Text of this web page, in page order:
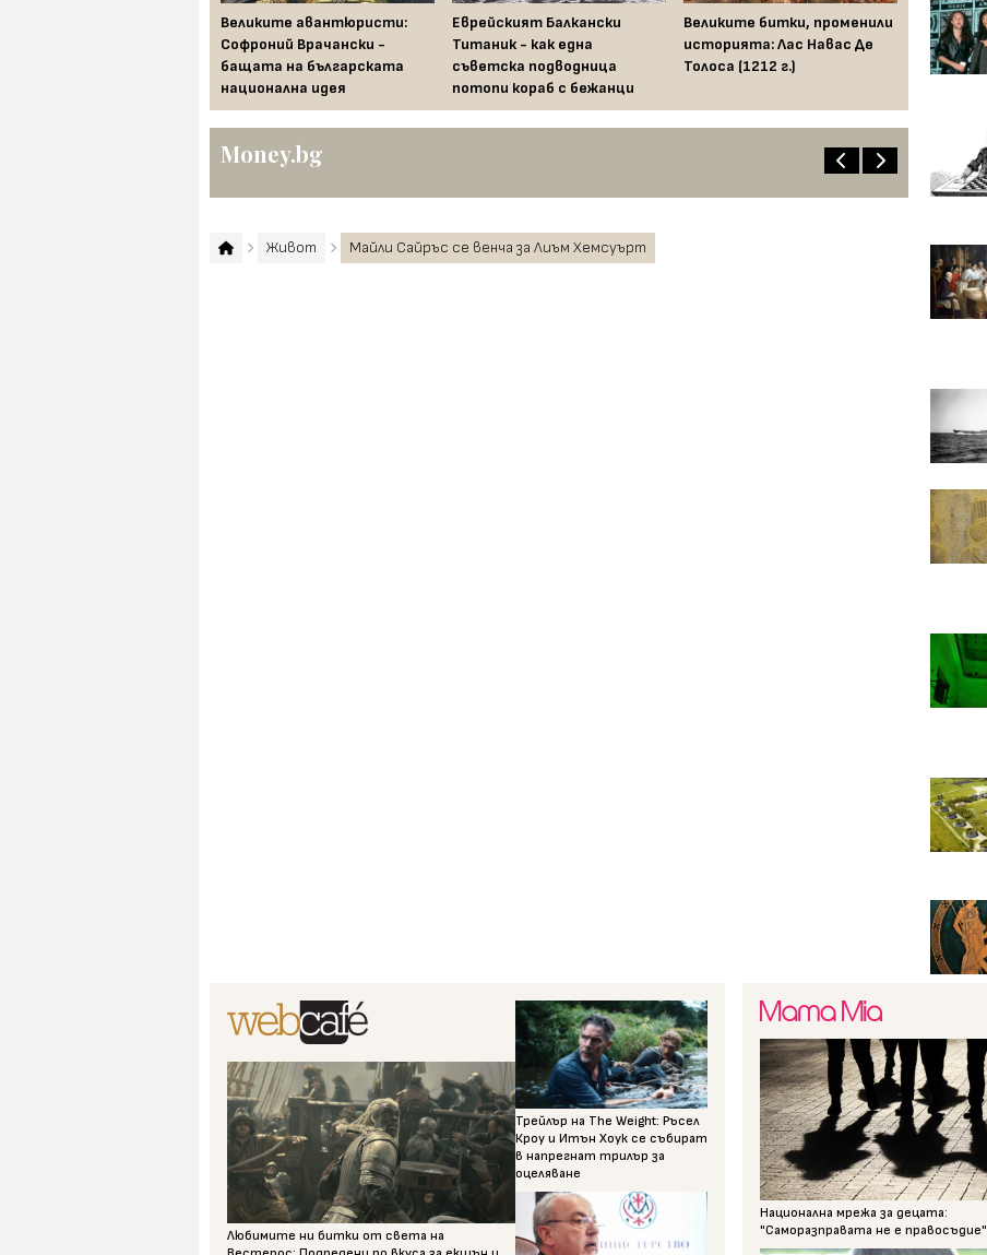
Великите авантюристи:
Софроний Врачански -
бащата на българската
национална идея
Еврейският Балкански
Титаник - как една
съветска подводница
потопи кораб с бежанци
Великите битки, променили
историята: Лас Навас Де
Толоса (1212 г.)
Money.bg
Живот Майли Сайръс се венча за Лиъм Хемсуърт
Любимите ни битки от света на
Трейлър на The Weight: Ръсел
Кроу и Итън Хоук се събират
в напрегнат трилър за
оцеляване
Национална мрежа за децата:
"Саморазправата не е правосъдие"